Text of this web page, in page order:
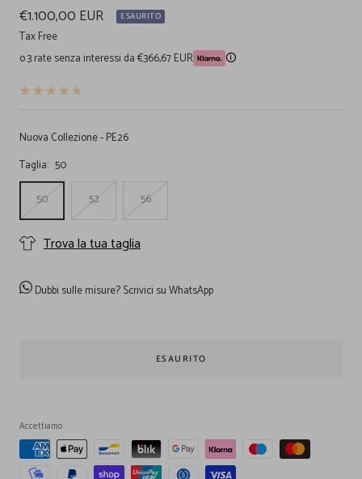
Prezzo
di
vendita
€1.100,00 EUR ESAURITO
Tax Free
o 3 rate senza interessi da €366,67 EUR
🛈
Nuova Collezione - PE26
Taglia: 50
50
52 56
Trova la tua taglia
Dubbi sulle misure?Scrivici su WhatsApp
ESAURITO
Accettiamo